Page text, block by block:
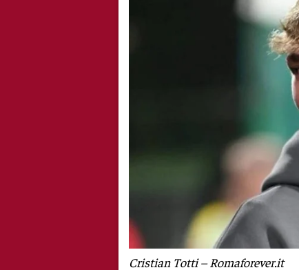
Cristian Totti – Romaforever.it